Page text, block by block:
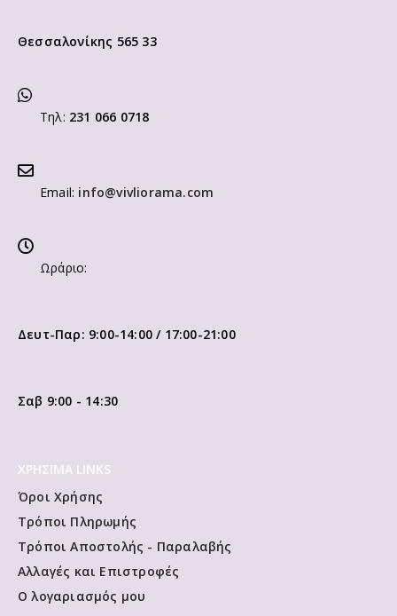
Θεσσαλονίκης 565 33
Τηλ: 231 066 0718
Email: info@vivliorama.com
Ωράριο:
Δευτ-Παρ: 9:00-14:00 / 17:00-21:00
Σαβ 9:00 - 14:30
ΧΡΗΣΙΜΑ LINKS
Όροι Χρήσης
Τρόποι Πληρωμής
Τρόποι Αποστολής - Παραλαβής
Αλλαγές και Επιστροφές
Ο λογαριασμός μου